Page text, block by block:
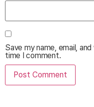
Save my name, email,
time I comment.